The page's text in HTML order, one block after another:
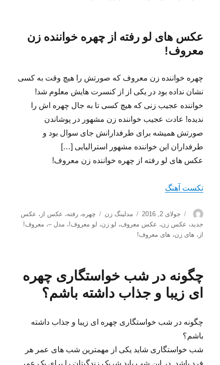
عکس های لو رفته از چهره خواننده زن
معروف!
چهره خواننده زن معروف که صورتش را هیچ وقت به کسی
نشان نداده بود در یکی از از کنسرت هایش معلوم شد!
خواننده عجیب زنی که هیچ کسی تا به جال چهره اش را
ندیده! عادت عجیب خواننده زن مشهور در پوشاندن
صورتش همیشه برای طرفدارانش جای سوال بود و
طرفداران این خواننده مشهور استرالیایی […]
عکس های لو رفته از چهره خواننده زن معروف!
تکست آهنگ
نویسنده
ارسال
شده
در
جولای 2, 2016 دسته‌ها
مدلینگ زن برچسب‌ها
چهره،رفته، عکس از ، عکس
جدید ، عکس زن، عکس معروف، لو زن، لو معروف!، مدل –، معروف!
از ، های زن، های معروف!
چگونه در شب خواستگاری چهره
ای زیبا و جذاب داشته باشم؟
چگونه در شب خواستگاری چهره ای زیبا و جذاب داشته
باشم؟
شب خواستگاری شاید یکی از مهمترین شب های عمر هر
فرد باشد. در این شب باید شریک زندگیتان را برای یک عمر